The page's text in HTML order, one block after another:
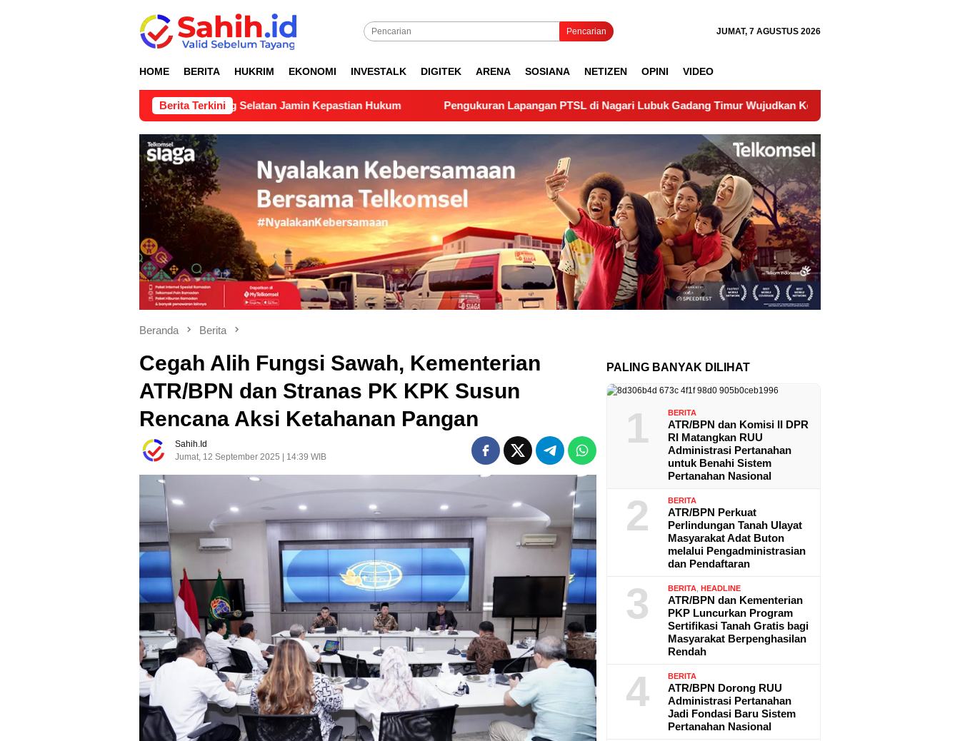
Pencarian JUMAT, 7 AGUSTUS 2026
HOME BERITA HUKRIM EKONOMI INVESTALK DIGITEK ARENA SOSIANA NETIZEN OPINI VIDEO
Berita Terkini
di Nagari Lubuk Gadang Selatan Jamin Kepastian Hukum Pengukuran Lapangan PTSL di Nagari Lubuk Gadang Timur Wujudkan Kepastian Hukum Tanah
Beranda Berita
Cegah Alih Fungsi Sawah, Kementerian
ATR/BPN dan Stranas PK KPK Susun
Rencana Aksi Ketahanan Pangan
Sahih.id
Jumat, 12 September 2025 | 14:39 WIB
PALING BANYAK DILIHAT
1 BERITA
ATR/BPN dan Komisi II DPR
RI Matangkan RUU
Administrasi Pertanahan
untuk Benahi Sistem
Pertanahan Nasional
2 BERITA
ATR/BPN Perkuat
Perlindungan Tanah Ulayat
Masyarakat Adat Buton
melalui Pengadministrasian
dan Pendaftaran
3 BERITA ,HEADLINE
ATR/BPN dan Kementerian
PKP Luncurkan Program
Sertifikasi Tanah Gratis bagi
Masyarakat Berpenghasilan
Rendah
4 BERITA
ATR/BPN Dorong RUU
Administrasi Pertanahan
Jadi Fondasi Baru Sistem
Pertanahan Nasional